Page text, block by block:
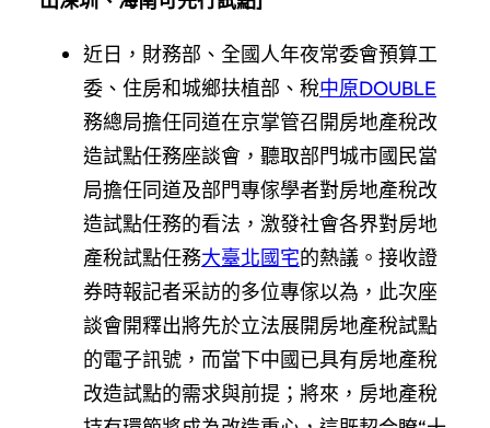
近日，財務部、全國人年夜常委會預算工
委、住房和城鄉扶植部、稅中原DOUBLE
務總局擔任同道在京掌管召開房地產稅改
造試點任務座談會，聽取部門城市國民當
局擔任同道及部門專傢學者對房地產稅改
造試點任務的看法，激發社會各界對房地
產稅試點任務大臺北國宅的熱議。接收證
券時報記者采訪的多位專傢以為，此次座
談會開釋出將先於立法展開房地產稅試點
的電子訊號，而當下中國已具有房地產稅
改造試點的需求與前提；將來，房地產稅